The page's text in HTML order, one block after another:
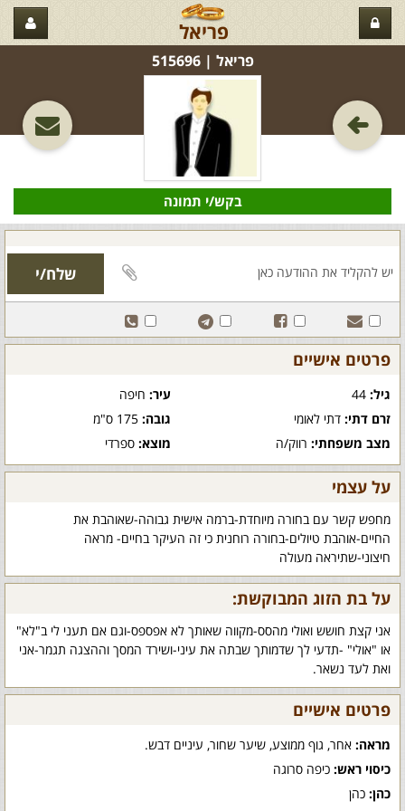
פריאל
פריאל‏ | 515696
בקש/י תמונה
פרטים אישיים
גיל: עיר:חיפה
זרם דתי: דתי לאומי גובה:175 ס"מ
מצב משפחתי: רווק/ה מוצא:ספרדי
על עצמי
מחפש קשר עם בחורה מיוחדת-ברמה אישית גבוהה-שאוהבת את
החיים-אוהבת טיולים-בחורה רוחנית כי זה העיקר בחיים- מראה
חיצוני-שתיראה מעולה
על בת הזוג המבוקשת:
אני קצת חושש ואולי מהסס-מקווה שאותך לא אפספס-וגם אם תעני לי ב"לא"
או "אולי" -תדעי לך שדמותך שבתה את עיני-ושירד המסך וההצגה תגמר-אני
ואת לעד נשאר.
פרטים אישיים
מראה: אחר, גוף ממוצע, שיער שחור, עיניים דבש.
כיסוי ראש: כיפה סרוגה
כהן: כהן